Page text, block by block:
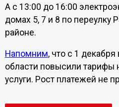
А с 13:00 до 16:00
домах 5, 7 и 8 по переулку
районе.
Напомним, что с 1
области повысили тарифы
услуги. Рост платежей не